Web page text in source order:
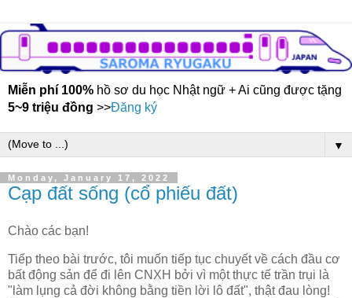
Miễn phí 100% hồ sơ du học Nhật ngữ + Ai cũng được tặng
5~9 triệu đồng >>Đăng ký
▼
Monday, January 17, 2022
Cạp đất sống (cổ phiếu đất)
Chào các bạn!
Tiếp theo bài trước, tôi muốn tiếp tục chuyết về cách đầu cơ
bất động sản để đi lên CNXH bởi vì một thực tế trần trụi là
"làm lụng cả đời không bằng tiền lời lô đất", thật đau lòng!